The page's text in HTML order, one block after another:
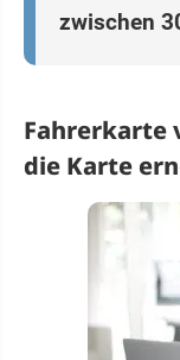
zwischen
Fahrerkarte
die Karte